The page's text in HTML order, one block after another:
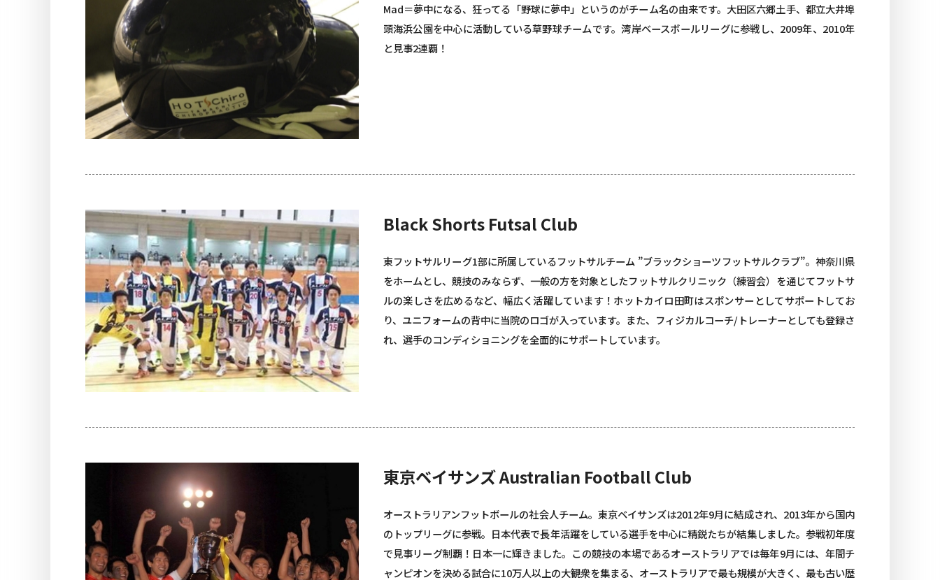
Mad＝夢中になる、狂ってる「野球に夢中」というのがチーム名の由来です。大田区六郷土手、都立大井埠
頭海浜公園を中心に活動している草野球チームです。湾岸ベースボールリーグに参戦し、2009年、2010年
と見事2連覇！
Black Shorts Futsal Club
東フットサルリーグ1部に所属しているフットサルチーム ”ブラックショーツフットサルクラブ”。神奈川県
をホームとし、競技のみならず、一般の方を対象としたフットサルクリニック（練習会）を通じてフットサ
ルの楽しさを広めるなど、幅広く活躍しています！ホットカイロ田町はスポンサーとしてサポートしてお
り、ユニフォームの背中に当院のロゴが入っています。また、フィジカルコーチ/トレーナーとしても登録さ
れ、選手のコンディショニングを全面的にサポートしています。
東京ベイサンズ Australian Football Club
オーストラリアンフットボールの社会人チーム。東京ベイサンズは2012年9月に結成され、2013年から国内
のトップリーグに参戦。日本代表で長年活躍をしている選手を中心に精鋭たちが結集しました。参戦初年度
で見事リーグ制覇！日本一に輝きました。この競技の本場であるオーストラリアでは毎年9月には、年間チ
ャンピオンを決める試合に10万人以上の大観衆を集まる、オーストラリアで最も規模が大きく、最も古い歴